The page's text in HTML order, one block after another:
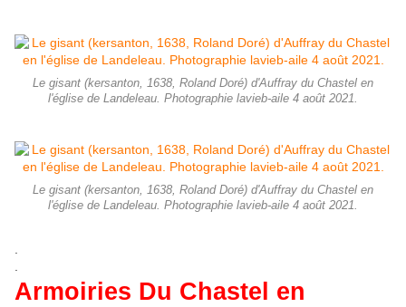
Le gisant (kersanton, 1638, Roland Doré) d'Auffray du Chastel en
l'église de Landeleau. Photographie lavieb-aile 4 août 2021.
Le gisant (kersanton, 1638, Roland Doré) d'Auffray du Chastel en
l'église de Landeleau. Photographie lavieb-aile 4 août 2021.
Armoiries Du Chastel en